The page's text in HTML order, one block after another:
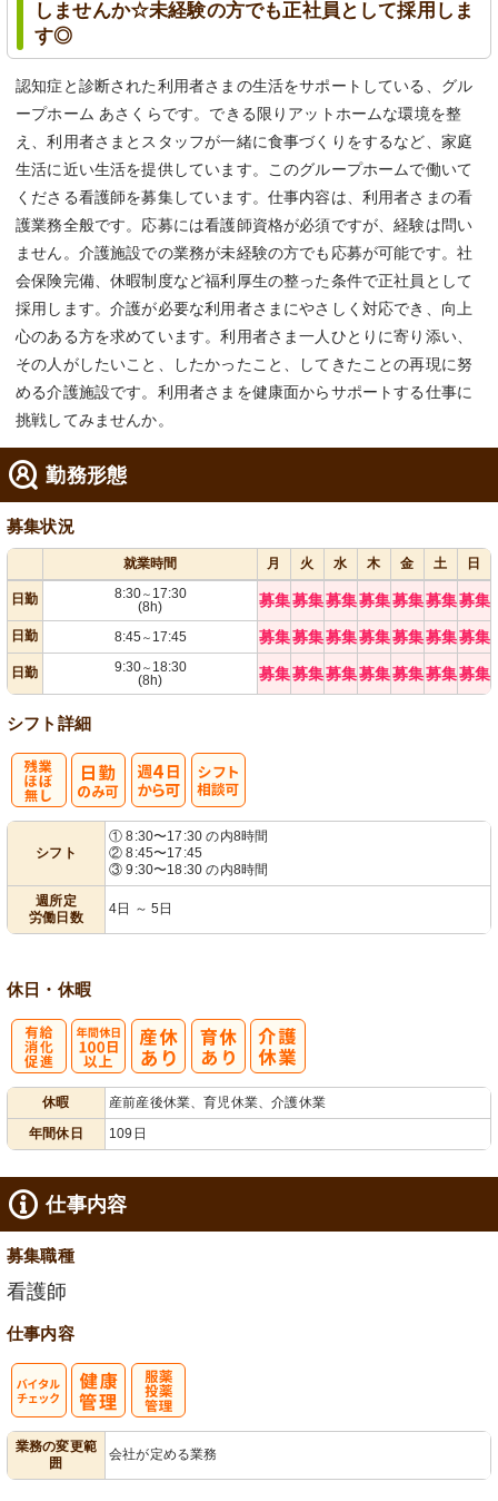
しませんか☆未経験の方でも正社員として採用しま
す◎
認知症と診断された利用者さまの生活をサポートしている、グル
ープホーム あさくらです。できる限りアットホームな環境を整
え、利用者さまとスタッフが一緒に食事づくりをするなど、家庭
生活に近い生活を提供しています。このグループホームで働いて
くださる看護師を募集しています。仕事内容は、利用者さまの看
護業務全般です。応募には看護師資格が必須ですが、経験は問い
ません。介護施設での業務が未経験の方でも応募が可能です。社
会保険完備、休暇制度など福利厚生の整った条件で正社員として
採用します。介護が必要な利用者さまにやさしく対応でき、向上
心のある方を求めています。利用者さま一人ひとりに寄り添い、
その人がしたいこと、したかったこと、してきたことの再現に努
める介護施設です。利用者さまを健康面からサポートする仕事に
挑戦してみませんか。
勤務形態
募集状況
就業時間 月 火 水 木 金 土 日
日勤 8:30～ 17:30
(8h)
募集募集募集募集募集募集募集
日勤 8:45 ～ 17:45 募集募集募集募集募集募集募集
日勤 9:30～ 18:30
(8h)
募集募集募集募集募集募集募集
シフト詳細
シフト
① 8:30〜17:30 の内8時間
② 8:45〜17:45
③ 9:30〜18:30 の内8時間
週所定
労働日数
4日 ～ 5日
休日・休暇
休暇
産前産後休業、育児休業、介護休業
年間休日
109日
仕事内容
募集職種
看護師
仕事内容
業務の変更範
囲
会社が定める業務